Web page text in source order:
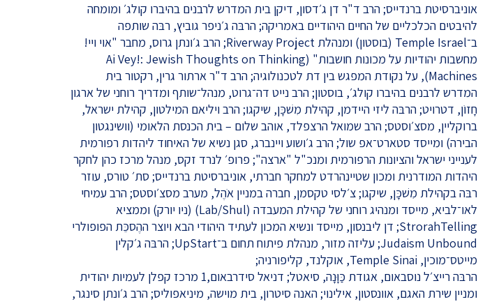
אוניברסיטת ברנדייס; הרב ד"ר דן ג׳דסון, דיקן בית המדרש לרבנים בהיברו קולג׳ ומומחה
להיבטים הכלכליים של החיים היהודיים באמריקה; הרבּה ג׳ניפר גוביץ, רבּה שותפה
ב־Temple Israel (בוסטון) ומנהלת Riverway Project; הרב ג׳ונתן גרוס, מחבר "אוי ויי!
מחשבות יהודיות על מכונות חושבות" (Ai Vey!: Jewish Thoughts on Thinking
Machines), על נקודת המפגש בין דת לטכנולוגיה; הרב ד"ר ארתור גרין, רקטור בית
המדרש לרבנים בהיברו קולג׳, בוסטון; הרב נייט דה־גרוט, מנהל־שותף ומדריך רוחני של ארגון
חָזוֹן, דטרויט; הרבּה ליזי היידמן, קהילת מִשׁכָּן, שיקגו; הרב ויליאם המילטון, קהילת ישראל,
ברוקליין, מסצ׳וסטס; הרב שמואל הרצפלד, אוהב שלום – בית הכנסת הלאומי (וושינגטון
הבירה) ומייסד סטארט־אפ שול; הרב ג׳ושוע ויינברג, סגן נשיא של האיחוד ליהדות רפורמית
לענייני ישראל והציונות הרפורמית ומנכ"ל "ארצה"; פרופ׳ לנרד זקס, מנהל מרכז כהן לחקר
היהדות המודרנית ומכון שטיינהרדט למחקר חברתי, אוניברסיטת ברנדייס; סת׳ טורס, עוזר
רבּה בקהילת מִשׁכָּן, שיקגו; צ׳לסי טקסמן, חברה במניין אֹהֶל, מערב מסצ׳וסטס; הרב עמיחי
לאו־לביא, מייסד ומנהיג רוחני של קהילת המעבדה (Lab/Shul) (ניו יורק) וממציא
StrorahTelling; דן ליבנסון, מייסד ונשיא המכון לעתיד היהודי הבא ויוצר ההֶסכֵּת הפופולרי
Judaism Unbound; עליזה מזור, מנהלת פיתוח תחום ב־UpStart; הרבּה ג׳קלין
מייטס־מוכין, Temple Sinai, אוקלנד, קליפורניה;
הרבּה רייצ׳ל נוסבאום, אגודת כַּוָּנָה, סיאטל; דניאל סידרבאום,1 מרכז קפלן לעמיות יהודית
ומניין שירת האגם, אוונסטון, אילינוי; האנה סיטרון, בית מוישה, מיניאפוליס; הרב ג׳ונתן סינגר,